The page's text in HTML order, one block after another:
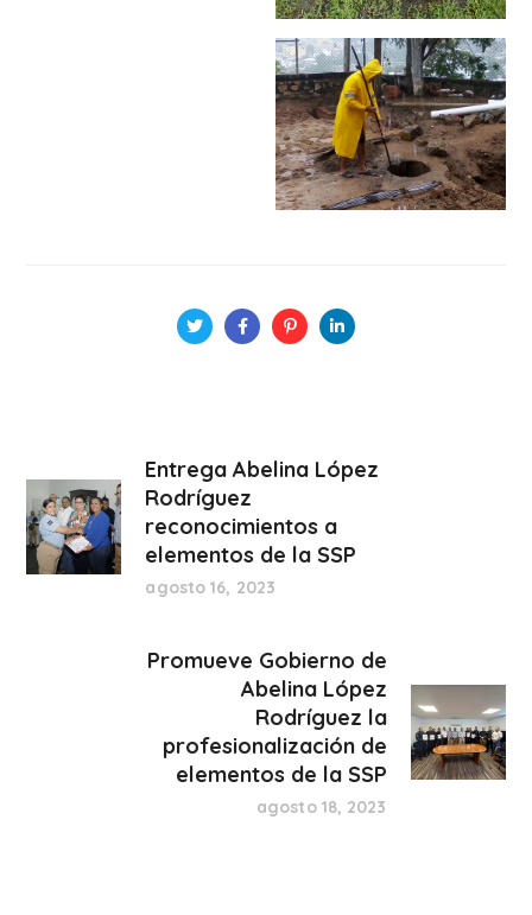
Entrega Abelina López
Rodríguez
reconocimientos a
elementos de la SSP
agosto 16, 2023
Promueve Gobierno de
Abelina López
Rodríguez la
profesionalización de
elementos de la SSP
agosto 18, 2023